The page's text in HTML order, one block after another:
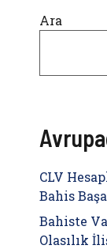
Ara
CLV
Bahis
Bahiste
Olasılık